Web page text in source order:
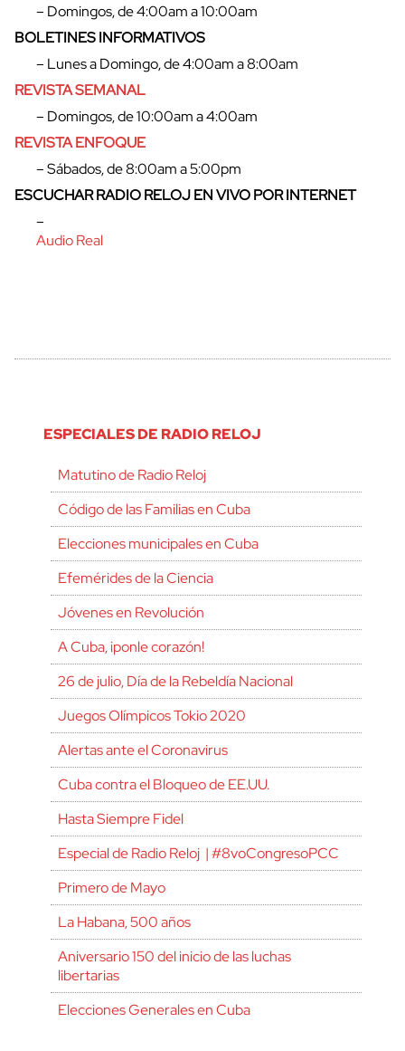
– Domingos, de 4:00am a 10:00am
BOLETINES INFORMATIVOS
– Lunes a Domingo, de 4:00am a 8:00am
REVISTA SEMANAL
– Domingos, de 10:00am a 4:00am
REVISTA ENFOQUE
– Sábados, de 8:00am a 5:00pm
ESCUCHAR RADIO RELOJ EN VIVO POR INTERNET
–
Audio Real
ESPECIALES DE RADIO RELOJ
Matutino de Radio Reloj
Código de las Familias en Cuba
Elecciones municipales en Cuba
Efemérides de la Ciencia
Jóvenes en Revolución
A Cuba, ¡ponle corazón!
26 de julio, Día de la Rebeldía Nacional
Juegos Olímpicos Tokio 2020
Alertas ante el Coronavirus
Cuba contra el Bloqueo de EE.UU.
Hasta Siempre Fidel
Especial de Radio Reloj | #8voCongresoPCC
Primero de Mayo
La Habana, 500 años
Aniversario 150 del inicio de las luchas
libertarias
Elecciones Generales en Cuba